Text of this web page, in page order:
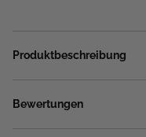
Produktbeschreibung
Bewertungen